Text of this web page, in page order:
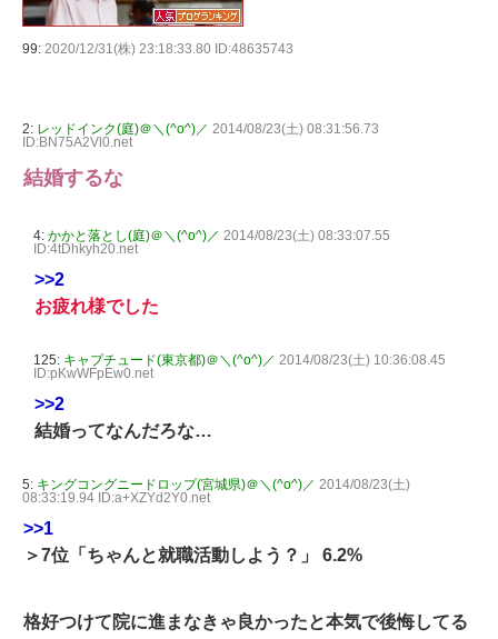
99: 2020/12/31(株) 23:18:33.80 ID:48635743
2: レッドインク(庭)＠＼(^o^)／ 2014/08/23(土) 08:31:56.73
ID:BN75A2Vl0.net
結婚するな
4: かかと落とし(庭)＠＼(^o^)／ 2014/08/23(土) 08:33:07.55
ID:4tDhkyh20.net
>>2
お疲れ様でした
125: キャプチュード(東京都)＠＼(^o^)／ 2014/08/23(土) 10:36:08.45
ID:pKwWFpEw0.net
>>2
結婚ってなんだろな…
5: キングコングニードロップ(宮城県)＠＼(^o^)／ 2014/08/23(土)
08:33:19.94 ID:a+XZYd2Y0.net
>>1
＞7位「ちゃんと就職活動しよう？」 6.2%
格好つけて院に進まなきゃ良かったと本気で後悔してる